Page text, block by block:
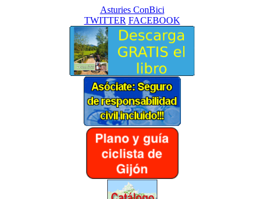
Asturies ConBici
TWITTER FACEBOOK